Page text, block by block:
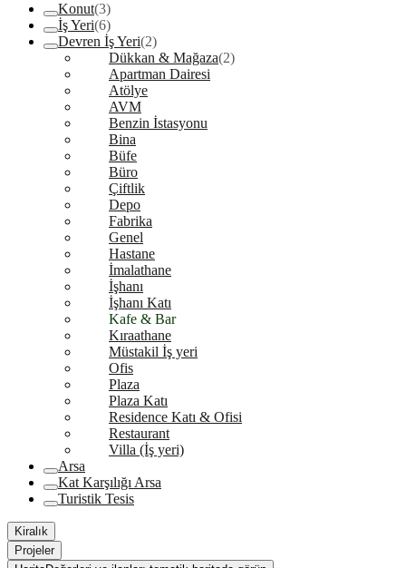
Konut(3)
İş Yeri(6)
Devren İş Yeri(2)
Dükkan & Mağaza(2)
Apartman Dairesi
Atölye
AVM
Benzin İstasyonu
Bina
Büfe
Büro
Çiftlik
Depo
Fabrika
Genel
Hastane
İmalathane
İşhanı
İşhanı Katı
Kafe & Bar
Kıraathane
Müstakil İş yeri
Ofis
Plaza
Plaza Katı
Residence Katı & Ofisi
Restaurant
Villa (İş yeri)
Arsa
Kat Karşılığı Arsa
Turistik Tesis
Kiralık
Projeler